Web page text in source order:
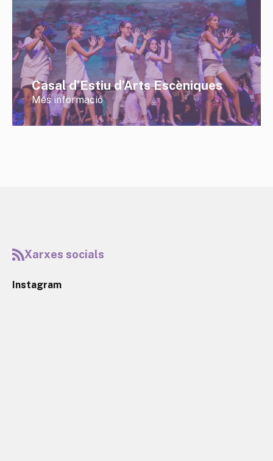
Casal d’Estiu d’Arts Escèniques
Més informació
Xarxes socials
Instagram